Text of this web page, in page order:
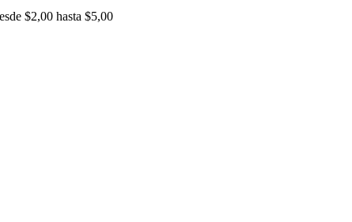
$2,00 hasta $5,00